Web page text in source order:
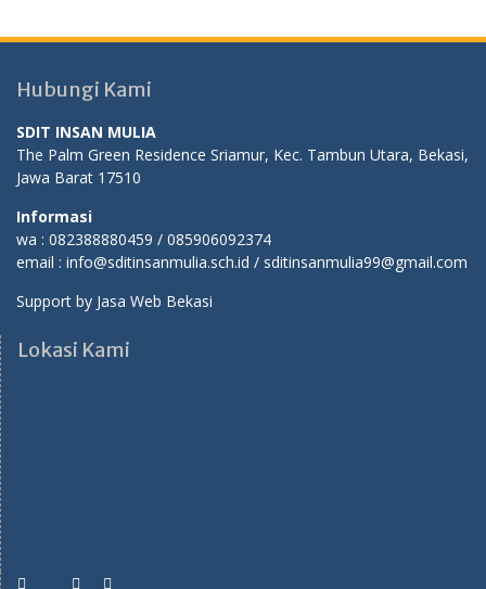
Hubungi Kami
SDIT INSAN MULIA
The Palm Green Residence Sriamur, Kec. Tambun Utara, Bekasi,
Jawa Barat 17510
Informasi
wa : 082388880459 / 085906092374
email : info@sditinsanmulia.sch.id / sditinsanmulia99@gmail.com
Support by Jasa Web Bekasi
Lokasi Kami